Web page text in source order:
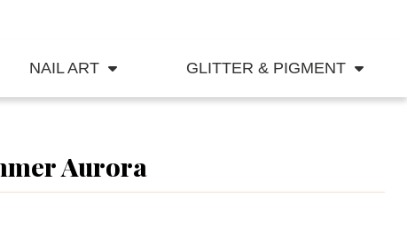
NAIL ART GLITTER & PIGMENT
Aurora